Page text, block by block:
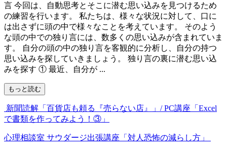
言 今回は、自動思考とそこに潜む思い込みを見つけるため
の練習を行います。 私たちは、様々な状況に対して、口に
は出さずに頭の中で様々なことを考えています。 そのよう
な頭の中での独り言には、数多くの思い込みが含まれていま
す。 自分の頭の中の独り言を客観的に分析し、自分の持つ
思い込みを探していきましょう。 独り言の裏に潜む思い込
みを探す ① 最近、自分が ...
もっと読む
新聞読解「百貨店も頼る『売らない店』」/ PC講座「Excel
で書類を作ってみよう！③」
心理相談室 サウダージ出張講座「対人恐怖の減らし方」